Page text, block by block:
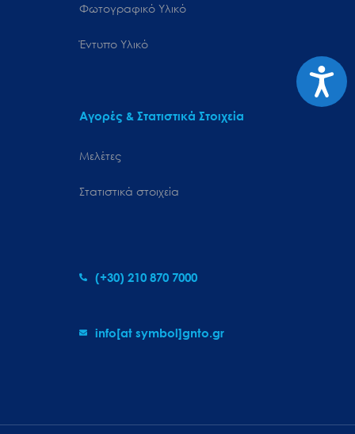
Φωτογραφικό Υλικό
Έντυπο Υλικό
Αγορές & Στατιστικά Στοιχεία
Μελέτες
Στατιστικά στοιχεία
(+30) 210 870 7000
info[at symbol]gnto.gr